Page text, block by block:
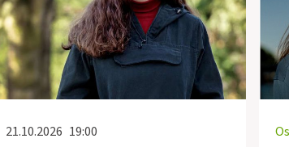
21.10.2026 19:00